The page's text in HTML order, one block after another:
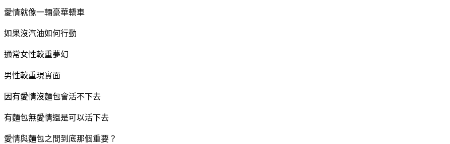
愛情就像一輛豪華轎車
如果沒汽油如何行動
通常女性較重夢幻
男性較重現實面
因有愛情沒麵包會活不下去
有麵包無愛情還是可以活下去
愛情與麵包之間到底那個重要？